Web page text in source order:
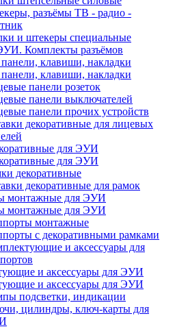
разъёмы ТВ - радио -
и штекеры специальные
Комплекты разъёмов
клавиши, накладки
клавиши, накладки
панели розеток
панели выключателей
панели прочих устройств
декоративные для лицевых
для ЭУИ
для ЭУИ
декоративные
декоративные для рамок
монтажные для ЭУИ
монтажные для ЭУИ
монтажные
с декоративными рамками
и аксессуары для
и аксессуары для ЭУИ
и аксессуары для ЭУИ
подсветки, индикации
цилиндры, ключ-карты для